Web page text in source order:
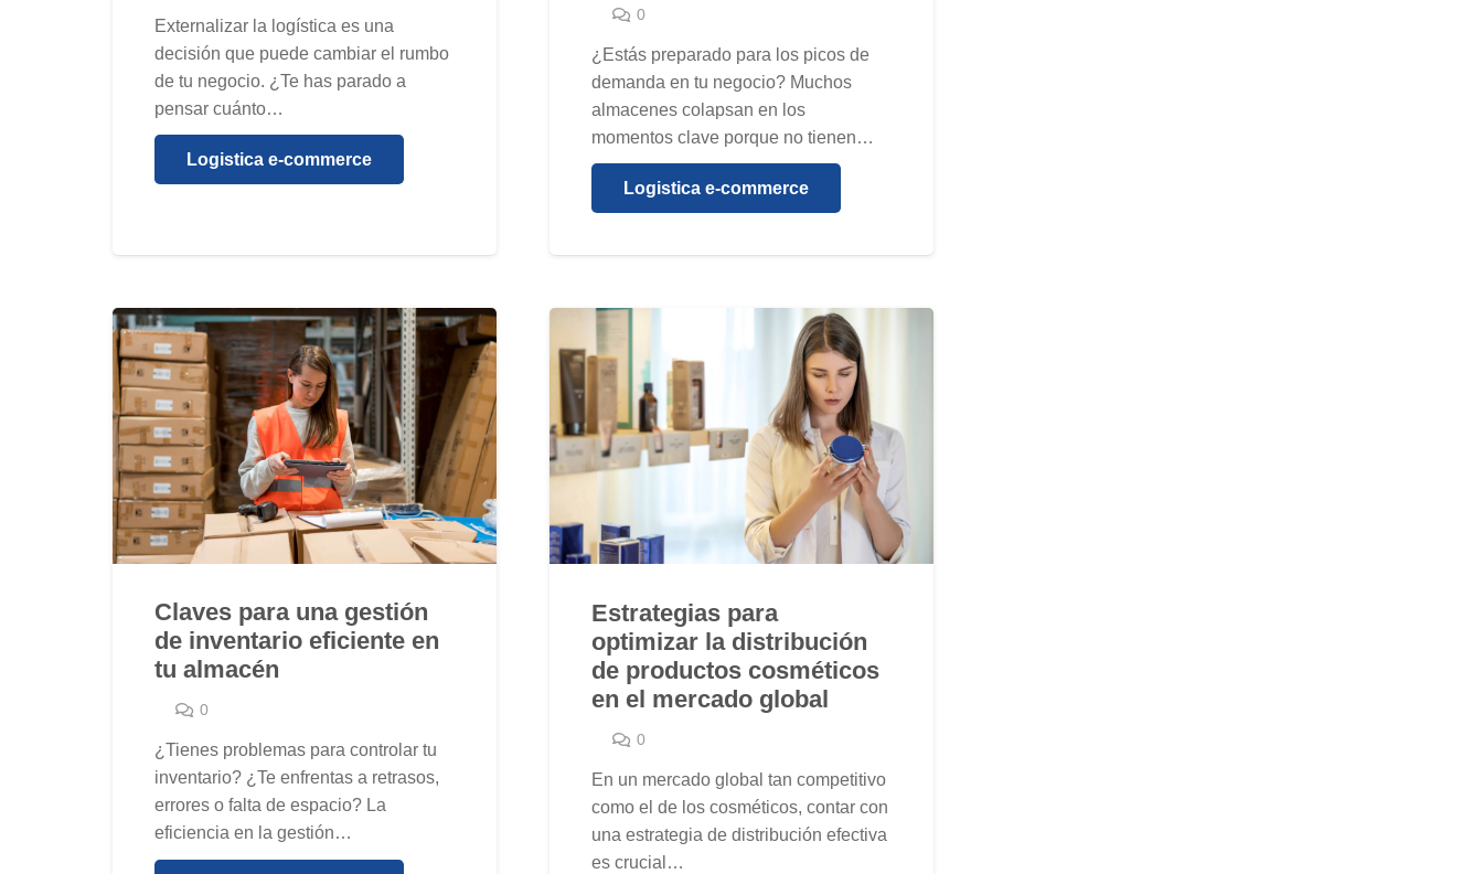
Externalizar la logística es una
decisión que puede cambiar el rumbo
de tu negocio. ¿Te has parado a
pensar cuánto…
Logistica e-commerce
0
¿Estás preparado para los picos de
demanda en tu negocio? Muchos
almacenes colapsan en los
momentos clave porque no tienen…
Logistica e-commerce
Claves para una gestión
de inventario eficiente en
tu almacén
0
¿Tienes problemas para controlar tu
inventario? ¿Te enfrentas a retrasos,
errores o falta de espacio? La
eficiencia en la gestión…
Estrategias para
optimizar la distribución
de productos cosméticos
en el mercado global
0
En un mercado global tan competitivo
como el de los cosméticos, contar con
una estrategia de distribución efectiva
es crucial…